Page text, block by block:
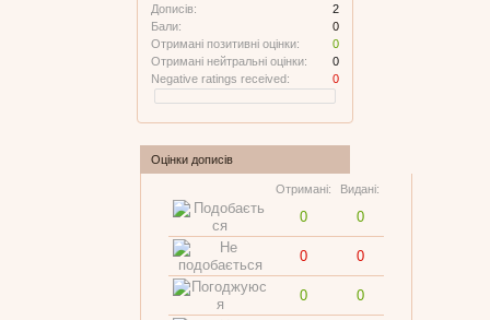
Дописів:
2
Бали:
0
Отримані позитивні оцінки:
0
Отримані нейтральні оцінки:
0
Negative ratings received:
0
Оцінки дописів
Отримані: Видані:
0 0
0 0
0 0